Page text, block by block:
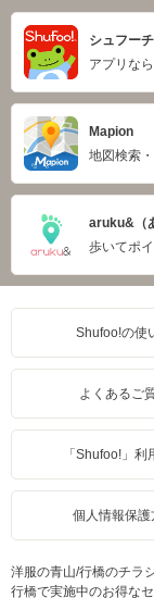
シュフー
アプリな
Mapion
地図検索
aruku&（
歩いてポ
Shufoo!の使
よくあるご
「Shufoo!」利
個人情報保護
洋服の青山/行橋のチラ
行橋で実施中のお得な